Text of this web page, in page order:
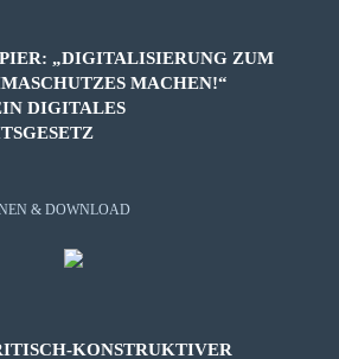
„DIGITALISIERUNG ZUM
MACHEN!“
DIGITALES
& DOWNLOAD
KONSTRUKTIVER